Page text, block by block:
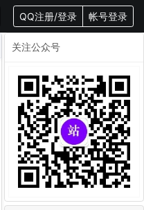
QQ注册/登录 帐号登录
关注公众号